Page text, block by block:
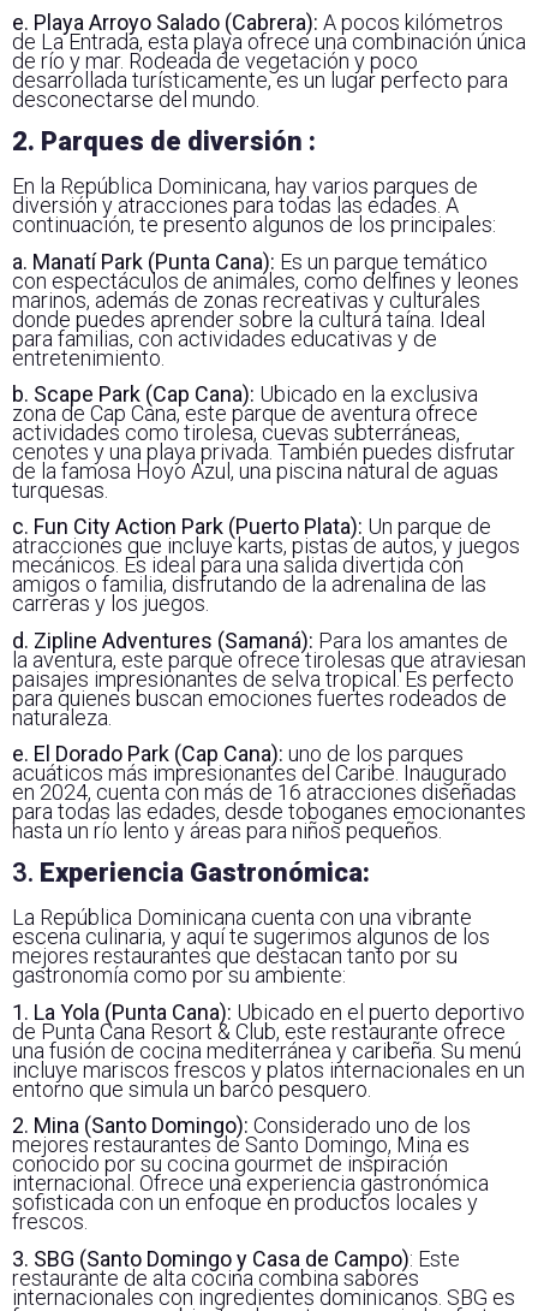
e. Playa Arroyo Salado (Cabrera): A pocos kilómetros
de La Entrada, esta playa ofrece una combinación única
de río y mar. Rodeada de vegetación y poco
desarrollada turísticamente, es un lugar perfecto para
desconectarse del mundo.
2. Parques de diversión :
En la República Dominicana, hay varios parques de
diversión y atracciones para todas las edades. A
continuación, te presento algunos de los principales:
a. Manatí Park (Punta Cana): Es un parque temático
con espectáculos de animales, como delfines y leones
marinos, además de zonas recreativas y culturales
donde puedes aprender sobre la cultura taína. Ideal
para familias, con actividades educativas y de
entretenimiento.
b. Scape Park (Cap Cana): Ubicado en la exclusiva
zona de Cap Cana, este parque de aventura ofrece
actividades como tirolesa, cuevas subterráneas,
cenotes y una playa privada. También puedes disfrutar
de la famosa Hoyo Azul, una piscina natural de aguas
turquesas.
c. Fun City Action Park (Puerto Plata): Un parque de
atracciones que incluye karts, pistas de autos, y juegos
mecánicos. Es ideal para una salida divertida con
amigos o familia, disfrutando de la adrenalina de las
carreras y los juegos.
d. Zipline Adventures (Samaná): Para los amantes de
la aventura, este parque ofrece tirolesas que atraviesan
paisajes impresionantes de selva tropical. Es perfecto
para quienes buscan emociones fuertes rodeados de
naturaleza.
e. El Dorado Park (Cap Cana): uno de los parques
acuáticos más impresionantes del Caribe. Inaugurado
en 2024, cuenta con más de 16 atracciones diseñadas
para todas las edades, desde toboganes emocionantes
hasta un río lento y áreas para niños pequeños.
3. Experiencia Gastronómica:
La República Dominicana cuenta con una vibrante
escena culinaria, y aquí te sugerimos algunos de los
mejores restaurantes que destacan tanto por su
gastronomía como por su ambiente:
1. La Yola (Punta Cana): Ubicado en el puerto deportivo
de Punta Cana Resort & Club, este restaurante ofrece
una fusión de cocina mediterránea y caribeña. Su menú
incluye mariscos frescos y platos internacionales en un
entorno que simula un barco pesquero.
2. Mina (Santo Domingo): Considerado uno de los
mejores restaurantes de Santo Domingo, Mina es
conocido por su cocina gourmet de inspiración
internacional. Ofrece una experiencia gastronómica
sofisticada con un enfoque en productos locales y
frescos.
3. SBG (Santo Domingo y Casa de Campo): Este
restaurante de alta cocina combina sabores
internacionales con ingredientes dominicanos. SBG es